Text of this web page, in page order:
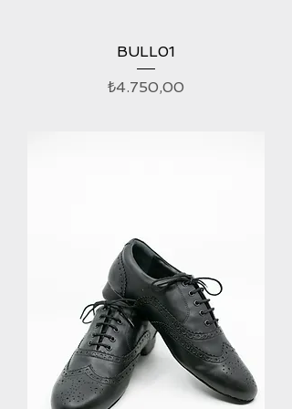
BULL01
Fiyat
₺4.750,00